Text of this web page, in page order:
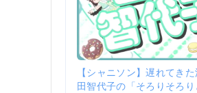
【シャニソン】遅れてき
田智代子の「そろりそろり